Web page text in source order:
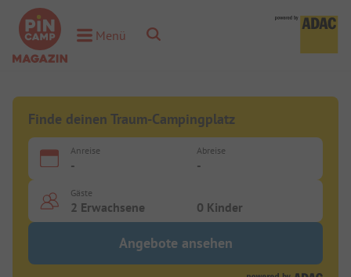
Toggle Menu
Menü Toggle Search
Finde deinen Traum-Campingplatz
Anreise
-
Abreise
-
Gäste
2 Erwachsene 0 Kinder
Angebote ansehen